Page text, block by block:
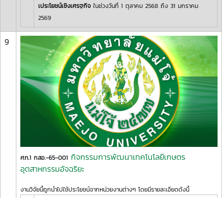
เประโยชน์เชิงเศรฐกิจ ในช่วงวันที่ 1 ตุลาคม 2568 ถึง 31 มกราคม
2569
9
ศภ.1 กสอ.-65-001 กิจกรรมการพัฒนาเทคโนโลยีเกษตร
อุตสาหกรรมอัจฉริยะ
งานวิจัยนี้ถูกนำไปใช้ประโยชน์จากหน่วยงานต่างๆ โดยมีรายละเอียดดังนี้